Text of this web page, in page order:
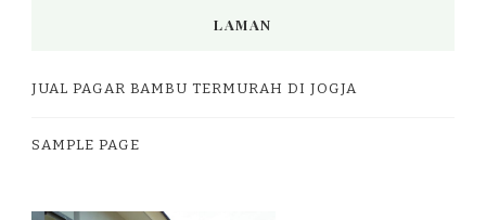
LAMAN
JUAL PAGAR BAMBU TERMURAH DI JOGJA
SAMPLE PAGE